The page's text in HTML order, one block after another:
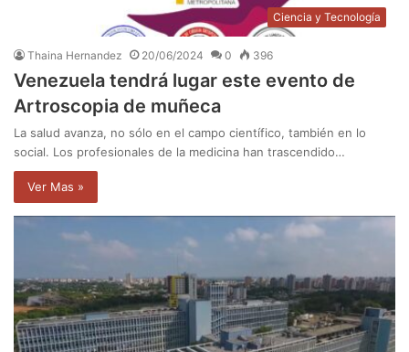
Ciencia y Tecnología
Thaina Hernandez 20/06/2024 0 396
Venezuela tendrá lugar este evento de
Artroscopia de muñeca
La salud avanza, no sólo en el campo científico, también en lo
social. Los profesionales de la medicina han trascendido…
Ver Mas »